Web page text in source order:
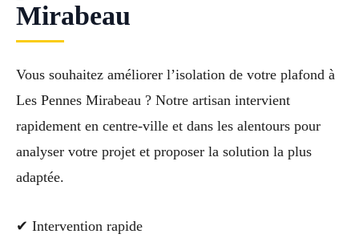
Mirabeau
Vous souhaitez améliorer l’isolation de votre plafond à
Les Pennes Mirabeau ? Notre artisan intervient
rapidement en centre-ville et dans les alentours pour
analyser votre projet et proposer la solution la plus
adaptée.
✔ Intervention rapide